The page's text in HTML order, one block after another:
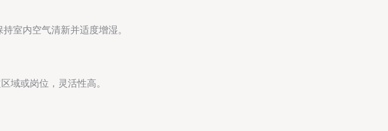
室内空气清新并适度增湿。
域或岗位，灵活性高。